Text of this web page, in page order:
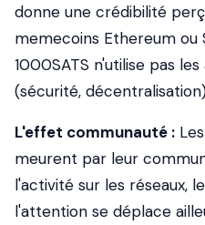
donne une crédibilité
memecoins Ethereum ou
1000SATS n'utilise pas
(sécurité,
L'effet communauté :
meurent par leur
l'activité sur les réseaux,
l'attention se déplace